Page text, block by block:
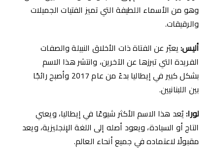
وهو من الأسماء اللطيفة التي تميز الفتيات الجميلات
والرقيقات.
أليس:يعبّر عن الفتاة ذات الأخلاق النبيلة والصفات
الفريدة التي تبرزها عن الآخرين، وانتشر هذا الاسم
بشكل كبير في إيطاليا بدءً من عام 2017 وأصبح رائجًا
بين اللبنانيين.
لورا:يُعد هذا الاسم الأكثر شيوعًا في إيطاليا، ويعني
التاج أو السيادة، ويعود أصله إلى اللغة الإنجليزية، ويعد
مقبولًا لاعتماده في جميع أنحاء العالم.